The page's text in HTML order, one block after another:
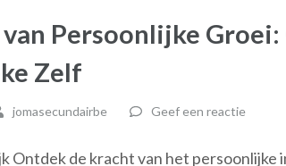
Persoonlijke
Zelf
jomasecundairbe Geef een reactie
Ontdek de kracht van het persoonlijke